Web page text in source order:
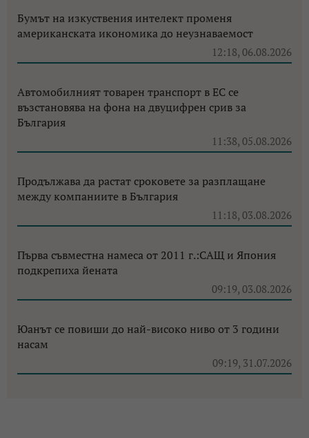
Бумът на изкуствения интелект променя
американската икономика до неузнаваемост
12:18, 06.08.2026
Автомобилният товарен транспорт в ЕС се
възстановява на фона на двуцифрен срив за
България
11:38, 05.08.2026
Продължава да растат сроковете за разплащане
между компаниите в България
11:18, 03.08.2026
Първа съвместна намеса от 2011 г.:САЩ и Япония
подкрепиха йената
09:19, 03.08.2026
Юанът се повиши до най-високо ниво от 3 години
насам
09:19, 31.07.2026